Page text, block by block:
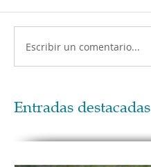
Escribir un comentario...
Entradas destacadas